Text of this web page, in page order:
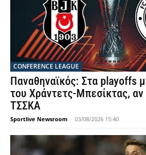
CONFERENCE LEAGUE
Παναθηναϊκός: Στα playoffs
του Χράντετς-Μπεσίκτας, αν
ΤΣΣΚΑ
Sportlive Newsroom - 03/08/2026 15:40